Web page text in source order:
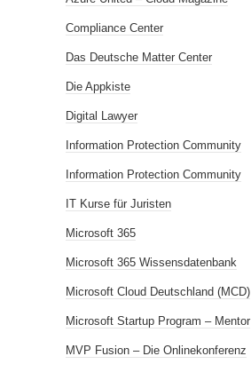
Compliance Center
Das Deutsche Matter Center
Die Appkiste
Digital Lawyer
Information Protection Community
Information Protection Community
IT Kurse für Juristen
Microsoft 365
Microsoft 365 Wissensdatenbank
Microsoft Cloud Deutschland (MCD)
Microsoft Startup Program – Mentor
MVP Fusion – Die Onlinekonferenz